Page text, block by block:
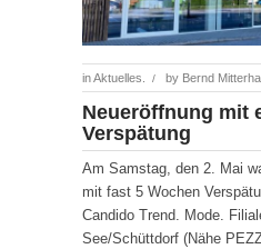
inAktuelles. / by Bernd
Neueröffnung mit
Verspätung
Am Samstag, den 2. Mai
mit fast 5 Wochen
Candido Trend. Mode.
See/Schüttdorf (Nähe